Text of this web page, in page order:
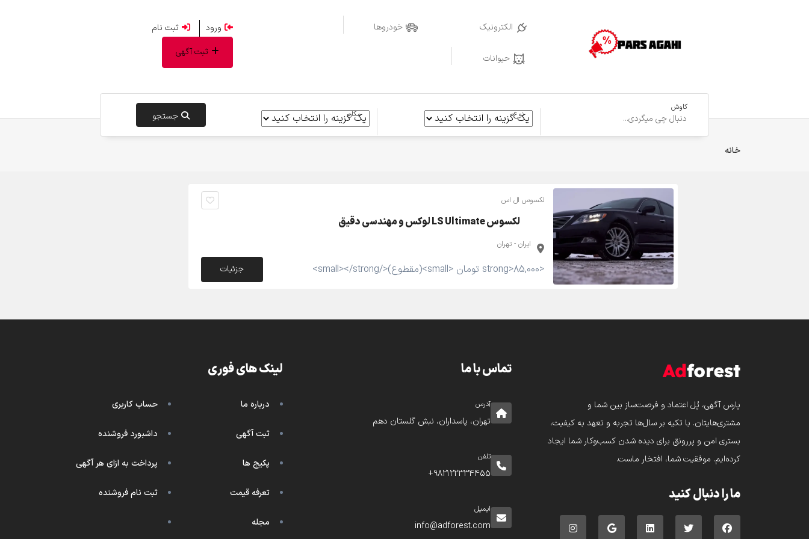
الکترونیک خودروها
حیوانات
کاوش
نوع مکان جستجو
ورود
ثبت نام
ثبت آگهی
خانه
لکسوس ال اس
لکسوس LS Ultimate لوکس و مهندسی دقیق
ایران - تهران
<strong>85,000 تومان <small>(مقطوع)</small></strong> جزئیات
پارس‌ آگهی، پُل اعتماد و فرصت‌ساز بین شما و
مشتری‌هایتان. با تکیه بر سال‌ها تجربه و تعهد به کیفیت،
بستری امن و پررونق برای دیده شدن کسب‌وکار شما ایجاد
کرده‌ایم. موفقیت شما، افتخار ماست.
ما را دنبال کنید
تماس با ما
آدرس
تهران، پاسداران، نبش گلستان دهم
تلفن
982122334455+
ایمیل
info@adforest.com
لینک های فوری
درباره ما
ثبت آگهی
پکیج ها
تعرفه قیمت
مجله
حساب کاربری
داشبورد فروشنده
پرداخت به ازای هر آگهی
ثبت نام فروشنده